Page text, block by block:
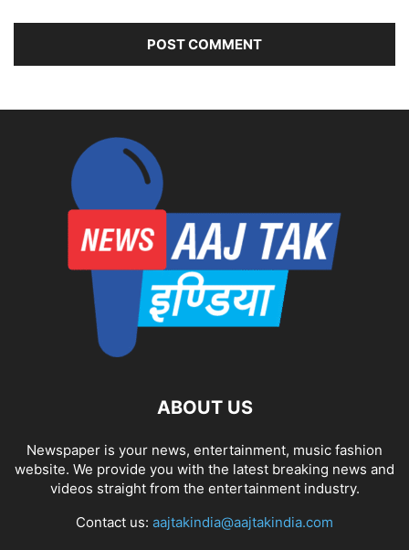
ABOUT US
Newspaper is your news, entertainment, music fashion
website. We provide you with the latest breaking news and
videos straight from the entertainment industry.
Contact us: aajtakindia@aajtakindia.com